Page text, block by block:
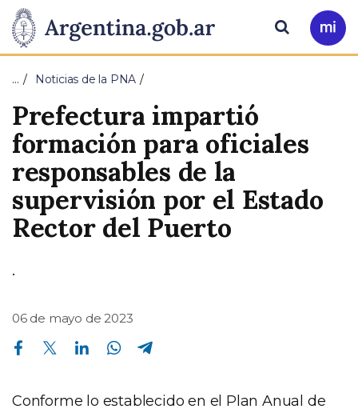
Presidencia
de
la
Nación
Pasar al contenido principal
Ir
a
Buscar
… Noticias de la PNA
Prefectura impartió
formación para oficiales
responsables de la
supervisión por el Estado
Rector del Puerto
.
06 de mayo de 2023
Compartir en Facebook Compartir en Twitter Compartir en Linkedin Compartir en Whatsapp
Conforme lo establecido en el Plan Anual de